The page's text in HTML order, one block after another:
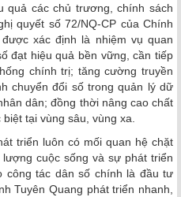
quả các chủ trương, chính sách
quyết số 72/NQ-CP của Chính
xác định là nhiệm vụ quan
đạt hiệu quả bền vững, cần tiếp
chính trị; tăng cường truyền
chuyển đổi số trong quản lý dữ
dân; đồng thời nâng cao chất
tại vùng sâu, vùng xa.
triển luôn có mối quan hệ chặt
cuộc sống và sự phát triển
công tác dân số chính là đầu tư
Tuyên Quang phát triển nhanh,